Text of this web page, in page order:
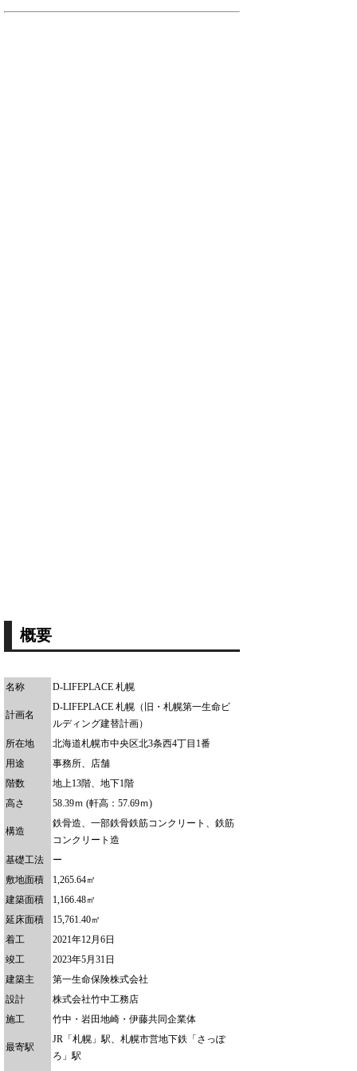
概要
名称 D-LIFEPLACE 札幌
計画名
D-LIFEPLACE 札幌（旧・札幌第一生命ビ
ルディング建替計画）
所在地
北海道札幌市中央区北3条西4丁目1番
用途
事務所、店舗
階数
地上13階、地下1階
高さ
58.39ｍ (軒高：57.69ｍ)
構造
鉄骨造、一部鉄骨鉄筋コンクリート、鉄筋
コンクリート造
基礎工法
ー
敷地面積
1,265.64㎡
建築面積
1,166.48㎡
延床面積
15,761.40㎡
着工
2021年12月6日
竣工
2023年5月31日
建築主
第一生命保険株式会社
設計
株式会社竹中工務店
施工
竹中・岩田地崎・伊藤共同企業体
最寄駅
JR「札幌」駅、札幌市営地下鉄「さっぽ
ろ」駅